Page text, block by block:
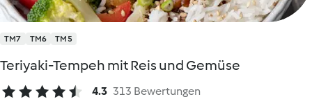
TM7 TM6 TM5
Teriyaki-Tempeh mit Reis und Gemüse
4.3 313 Bewertungen